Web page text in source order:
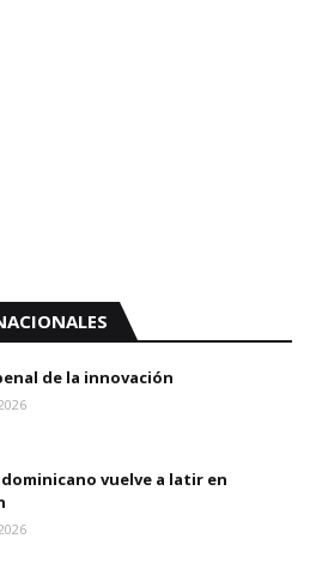
de la innovación
vuelve a latir en